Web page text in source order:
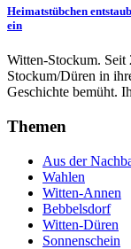
Heimatstübchen
ein
Witten-Stockum. Seit
Stockum/Düren in
Geschichte bemüht.
Themen
Aus der
Wahlen
Witten-Annen
Bebbelsdorf
Witten-Düren
Sonnenschein